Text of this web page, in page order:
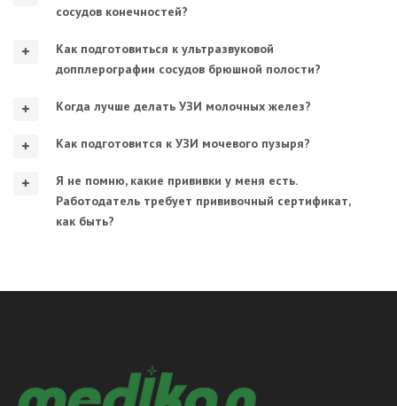
сосудов конечностей?
Как подготовиться к ультразвуковой
допплерографии сосудов брюшной полости?
Когда лучше делать УЗИ молочных желез?
Как подготовится к УЗИ мочевого пузыря?
Я не помню, какие прививки у меня есть.
Работодатель требует прививочный сертификат,
как быть?